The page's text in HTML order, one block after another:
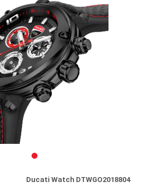
Ducati Watch DTWGO2018804